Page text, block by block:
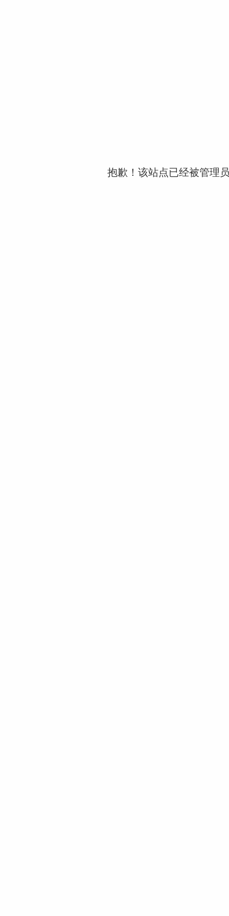
抱歉！该站点已经被管理